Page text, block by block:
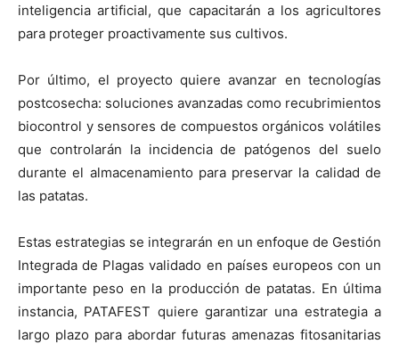
inteligencia artificial, que capacitarán a los agricultores
para proteger proactivamente sus cultivos.
Por último, el proyecto quiere avanzar en tecnologías
postcosecha: soluciones avanzadas como recubrimientos
biocontrol y sensores de compuestos orgánicos volátiles
que controlarán la incidencia de patógenos del suelo
durante el almacenamiento para preservar la calidad de
las patatas.
Estas estrategias se integrarán en un enfoque de Gestión
Integrada de Plagas validado en países europeos con un
importante peso en la producción de patatas. En última
instancia, PATAFEST quiere garantizar una estrategia a
largo plazo para abordar futuras amenazas fitosanitarias